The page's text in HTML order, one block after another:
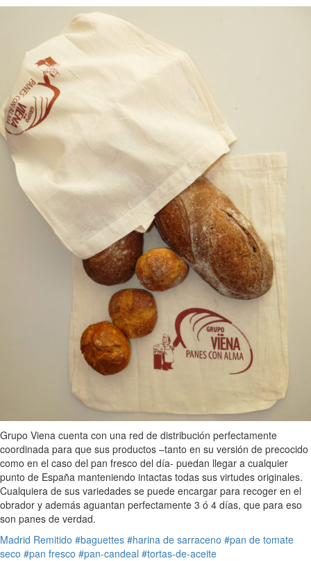
Grupo Viena cuenta con una red de distribución perfectamente
coordinada para que sus productos –tanto en su versión de precocido
como en el caso del pan fresco del día- puedan llegar a cualquier
punto de España manteniendo intactas todas sus virtudes originales.
Cualquiera de sus variedades se puede encargar para recoger en el
obrador y además aguantan perfectamente 3 ó 4 días, que para eso
son panes de verdad.
Madrid Remitido #baguettes #harina de sarraceno #pan de tomate
seco #pan fresco #pan-candeal #tortas-de-aceite